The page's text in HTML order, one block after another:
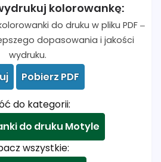
kolorowankę:
do druku w pliku PDF –
dopasowania i jakości
wydruku.
Pobierz PDF
do kategorii:
do druku Motyle
wszystkie: